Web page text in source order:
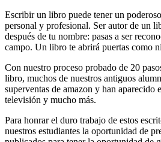
Escribir un libro puede tener un
personal y profesional. Ser autor de un
después de tu nombre: pasas a ser
campo. Un libro te abrirá puertas como
Con nuestro proceso probado de 20
libro, muchos de nuestros antiguos
superventas de amazon y han aparecido
televisión y mucho más.
Para honrar el duro trabajo de estos
nuestros estudiantes la oportunidad de